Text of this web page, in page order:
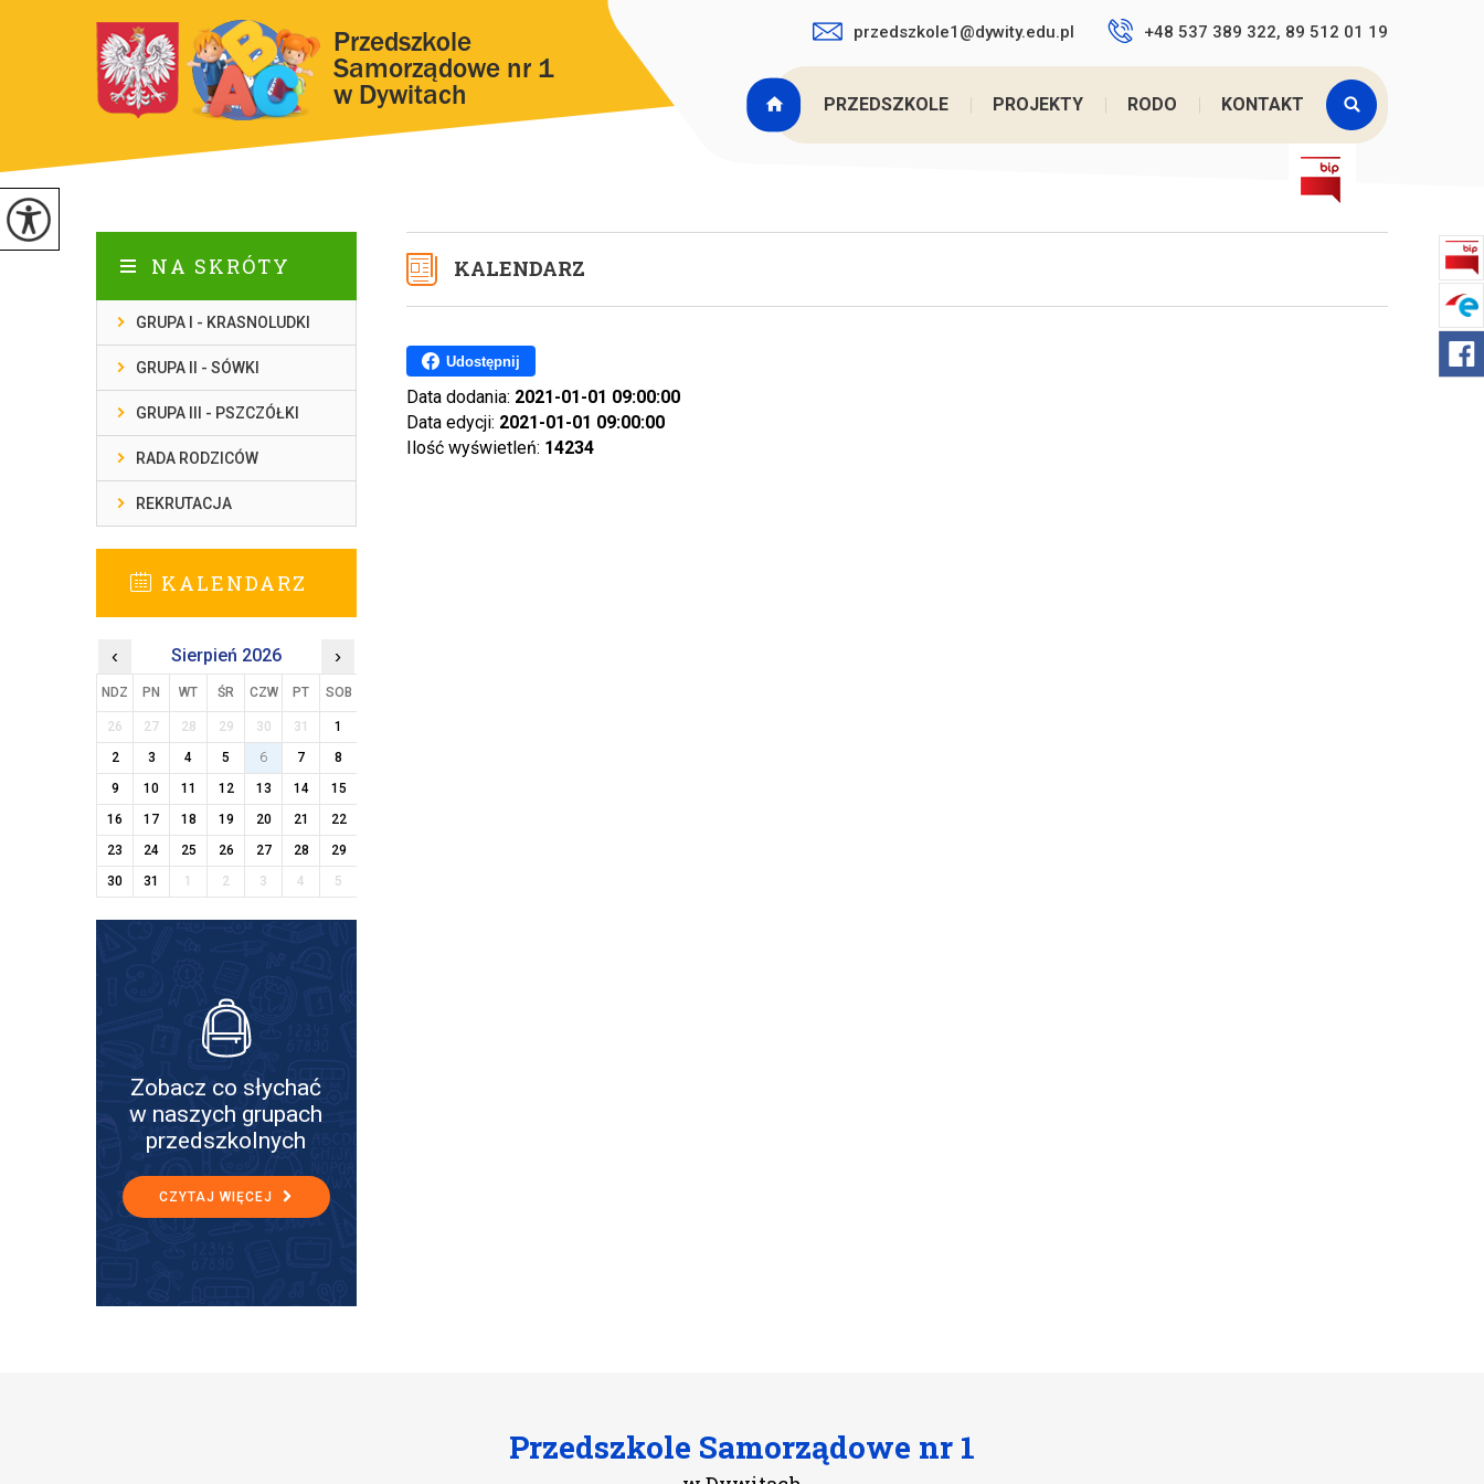
przedszkole1@dywity.edu.pl +48 537 389 322, 89 512 01 19
PRZEDSZKOLE PROJEKTY RODO KONTAKT
Jesteś tutaj:Home > Kalendarz ...
KALENDARZ
Udostępnij
Data dodania: 2021-01-01 09:00:00
Data edycji: 2021-01-01 09:00:00
Ilość wyświetleń: 14234
NA SKRÓTY
GRUPA I - KRASNOLUDKI
GRUPA II - SÓWKI
GRUPA III - PSZCZÓŁKI
RADA RODZICÓW
REKRUTACJA
KALENDARZ
‹ Sierpień 2026 ›
NDZ PN WT ŚR CZW PT SOB
26 27 28 29 30 31
1
2
3 4 5 6 7
8
9
10 11 12 13 14
15
16
17 18 19 20 21
22
23
24 25 26 27 28
29
30
31 1 2 3 4 5
Zobacz co słychać
w naszych grupach
przedszkolnych
CZYTAJ WIĘCEJ
Przedszkole Samorządowe nr 1